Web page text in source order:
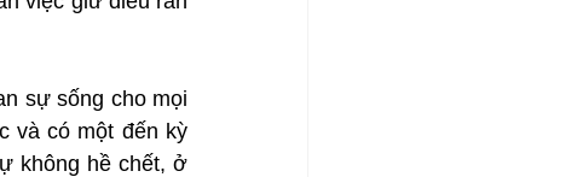
sự sống cho mọi
và có một đến kỳ
không hề chết, ở